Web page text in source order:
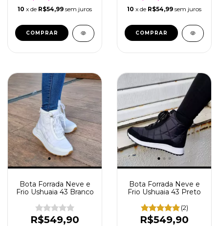
10 x de R$54,99 sem juros
COMPRAR
10 x de R$54,99 sem juros
COMPRAR
Bota Forrada Neve e
Frio Ushuaia 43 Branco
R$549,90
Bota Forrada Neve e
Frio Ushuaia 43 Preto
(2)
R$549,90